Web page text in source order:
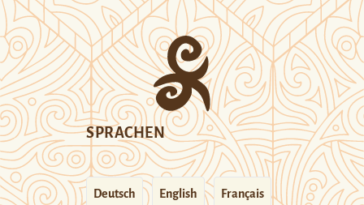
SPRACHEN
Deutsch English Français